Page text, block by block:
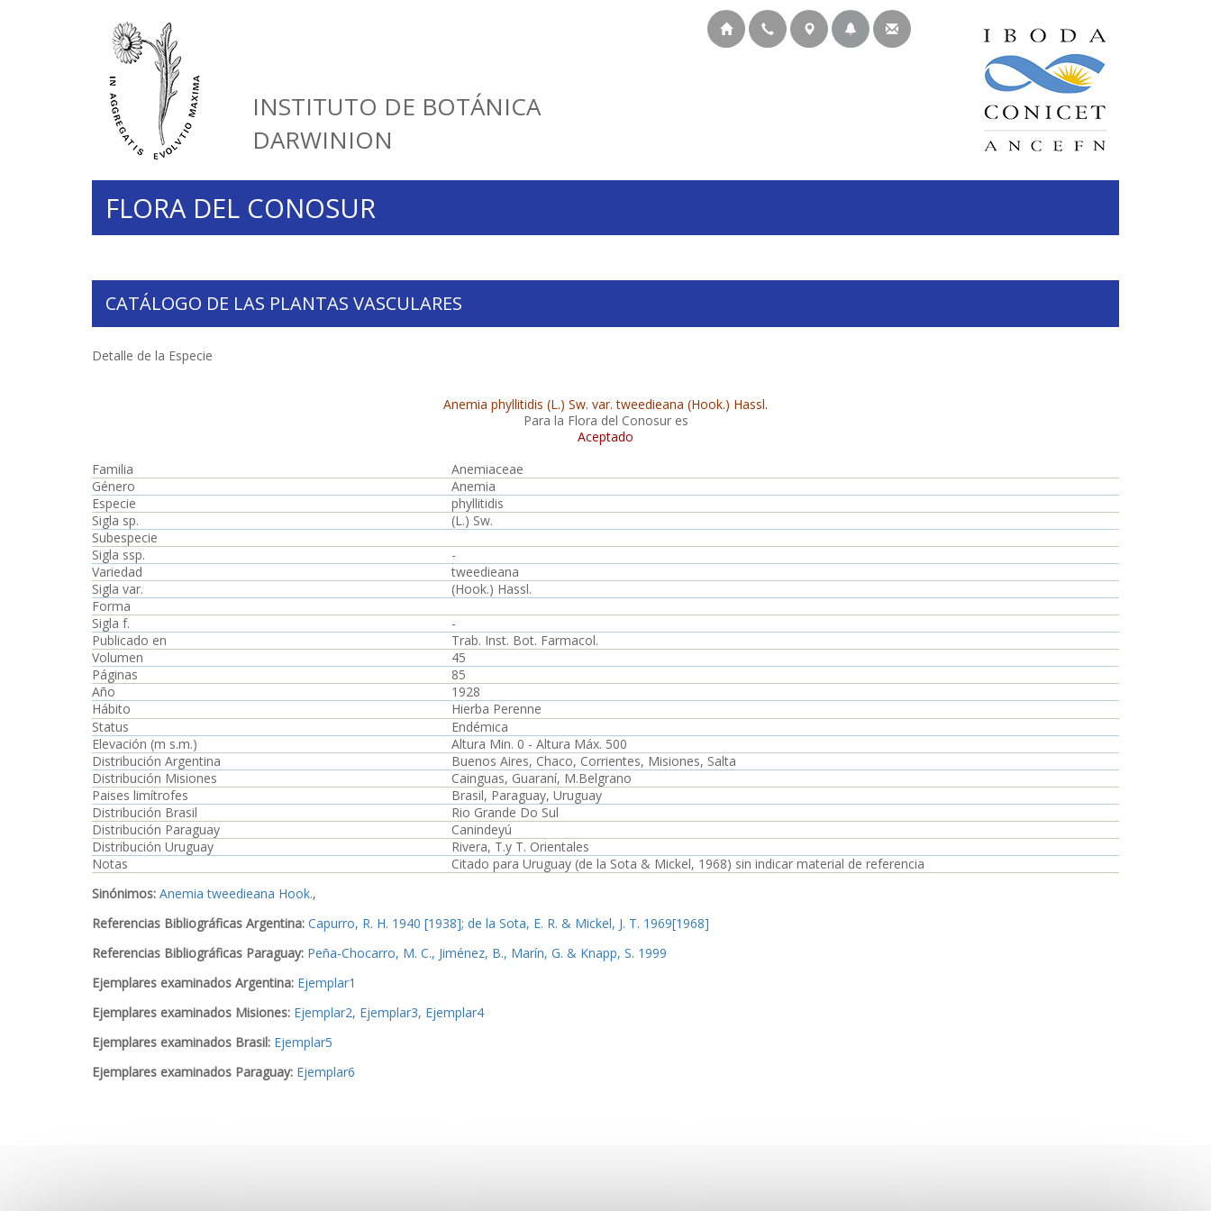
INSTITUTO DE BOTÁNICA
DARWINION
FLORA DEL CONOSUR
CATÁLOGO DE LAS PLANTAS VASCULARES
Detalle de la Especie
Anemia phyllitidis (L.) Sw. var. tweedieana (Hook.) Hassl.
Para la Flora del Conosur es
Aceptado
Familia
Anemiaceae
Género
Anemia
Especie
phyllitidis
Sigla sp.
(L.) Sw.
Subespecie
Sigla ssp.
-
Variedad
tweedieana
Sigla var.
(Hook.) Hassl.
Forma
Sigla f.
-
Publicado en
Trab. Inst. Bot. Farmacol.
Volumen
45
Páginas
85
Año
1928
Hábito
Hierba Perenne
Status
Endémica
Elevación (m s.m.)
Altura Min. 0 - Altura Máx. 500
Distribución Argentina
Buenos Aires, Chaco, Corrientes, Misiones, Salta
Distribución Misiones
Cainguas, Guaraní, M.Belgrano
Paises limítrofes
Brasil, Paraguay, Uruguay
Distribución Brasil
Rio Grande Do Sul
Distribución Paraguay
Canindeyú
Distribución Uruguay
Rivera, T.y T. Orientales
Notas
Citado para Uruguay (de la Sota & Mickel, 1968) sin indicar material de referencia
Sinónimos: Anemia tweedieana Hook.,
Referencias Bibliográficas Argentina: Capurro, R. H. 1940 [1938]; de la Sota, E. R. & Mickel, J. T. 1969[1968]
Referencias Bibliográficas Paraguay: Peña-Chocarro, M. C., Jiménez, B., Marín, G. & Knapp, S. 1999
Ejemplares examinados Argentina: Ejemplar1
Ejemplares examinados Misiones: Ejemplar2, Ejemplar3, Ejemplar4
Ejemplares examinados Brasil: Ejemplar5
Ejemplares examinados Paraguay: Ejemplar6